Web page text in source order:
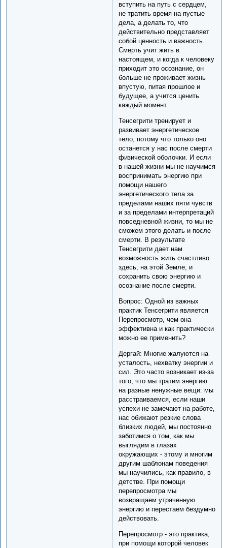
вступить на путь с сердцем,
не тратить время на пустые
дела, а делать то, что
действительно представляет
собой ценность и важность.
Смерть учит жить в
настоящем, и когда к человеку
приходит это осознание, он
больше не проживает жизнь
впустую, питая прошлое и
будущее, а учится ценить
каждый момент.
Тенсегрити тренирует и
развивает энергетическое
тело, потому что только оно
останется у нас после смерти
физической оболочки. И если
в нашей жизни мы не научимся
воспринимать энергию при
помощи нашего
энергетического тела за
пределами наших пяти чувств
и за пределами интерпретаций
повседневной жизни, то мы не
сможем этого делать и после
смерти. В результате
Тенсегрити дает нам
возможность жить счастливо
здесь, на этой Земле, и
сохранить свою энергию и
осознание после смерти.
Вопрос: Одной из важных
практик Тенсегрити является
Перепросмотр, чем она
эффективна и как практически
можно ее применить?
Дергай: Многие жалуются на
усталость, нехватку энергии и
сил. Это часто возникает из-за
того, что мы тратим энергию
на разные ненужные вещи: мы
расстраиваемся, если наши
успехи не замечают на работе,
нас обижают резкие слова
близких людей, мы постоянно
заботимся о том, как мы
выглядим в глазах
окружающих - этому и многим
другим шаблонам поведения
мы научились, как правило, в
детстве. При помощи
перепросмотра мы
возвращаем утраченную
энергию и перестаем бездумно
действовать.
Перепросмотр - это практика,
при помощи которой человек